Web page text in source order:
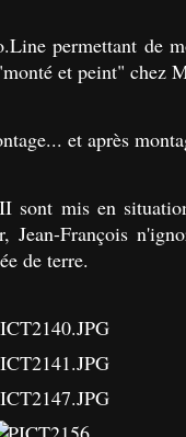
permettant de
et peint" chez
et après
sont mis en
Jean-François
de terre.